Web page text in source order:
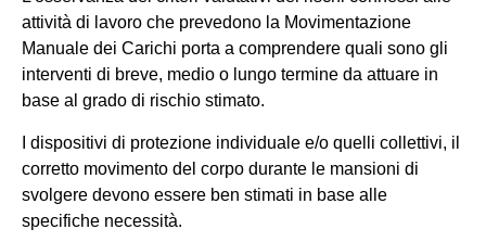
attività di lavoro che prevedono la Movimentazione
Manuale dei Carichi porta a comprendere quali sono gli
interventi di breve, medio o lungo termine da attuare in
base al grado di rischio stimato.
I dispositivi di protezione individuale e/o quelli collettivi, il
corretto movimento del corpo durante le mansioni di
svolgere devono essere ben stimati in base alle
specifiche necessità.